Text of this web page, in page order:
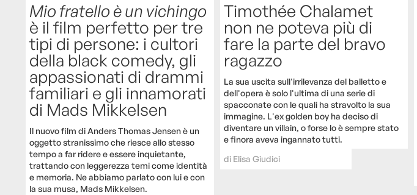
Mio fratello è un vichingo
è il film perfetto per tre
tipi di persone: i cultori
della black comedy, gli
appassionati di drammi
familiari e gli innamorati
di Mads Mikkelsen
Il nuovo film di Anders Thomas Jensen è un
oggetto stranissimo che riesce allo stesso
tempo a far ridere e essere inquietante,
trattando con leggerezza temi come identità
e memoria. Ne abbiamo parlato con lui e con
la sua musa, Mads Mikkelsen.
Timothée Chalamet
non ne poteva più di
fare la parte del bravo
ragazzo
La sua uscita sull'irrilevanza del balletto e
dell'opera è solo l'ultima di una serie di
spacconate con le quali ha stravolto la sua
immagine. L'ex golden boy ha deciso di
diventare un villain, o forse lo è sempre stato
e finora aveva ingannato tutti.
di Elisa Giudici